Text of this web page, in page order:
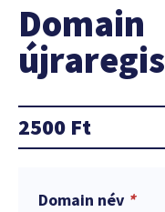
Domain
2500 Ft
Domain név *